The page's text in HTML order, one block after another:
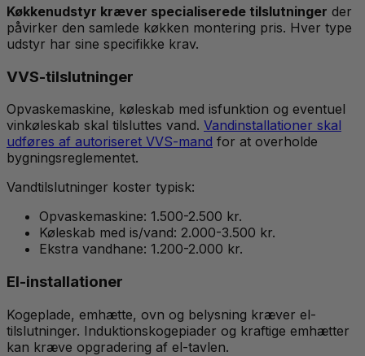
Køkkenudstyr kræver specialiserede tilslutninger der
påvirker den samlede køkken montering pris. Hver type
udstyr har sine specifikke krav.
VVS-tilslutninger
Opvaskemaskine, køleskab med isfunktion og eventuel
vinkøleskab skal tilsluttes vand. Vandinstallationer skal
udføres af autoriseret VVS-mand for at overholde
bygningsreglementet.
Vandtilslutninger koster typisk:
Opvaskemaskine: 1.500-2.500 kr.
Køleskab med is/vand: 2.000-3.500 kr.
Ekstra vandhane: 1.200-2.000 kr.
El-installationer
Kogeplade, emhætte, ovn og belysning kræver el-
tilslutninger. Induktionskogepiader og kraftige emhætter
kan kræve opgradering af el-tavlen.